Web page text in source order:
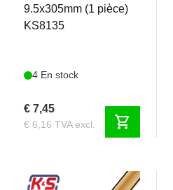
9.5x305mm (1 pièce)
KS8135
4 En stock
€ 7,45
€ 6,16 TVA excl. shopping_cart